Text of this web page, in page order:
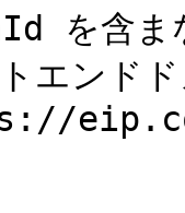
を含ま
エンド